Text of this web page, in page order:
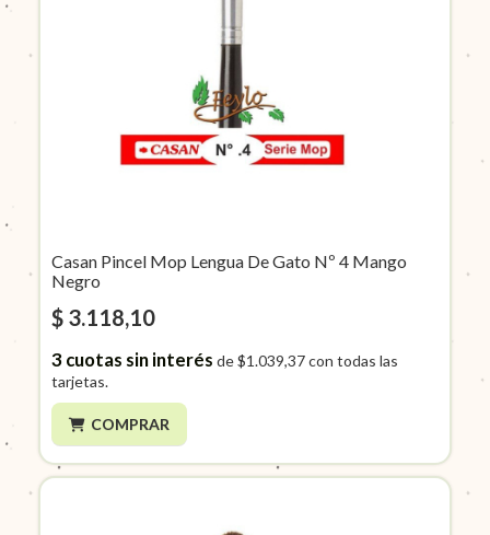
Casan Pincel Mop Lengua De Gato Nº 4 Mango
Negro
$ 3.118,10
3cuotas sin interés de$1.039,37con todas las
tarjetas.
COMPRAR